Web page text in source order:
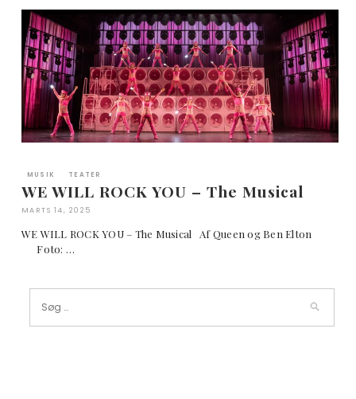
MUSIK TEATER
WE WILL ROCK YOU – The Musical
MARTS 14, 2025
WE WILL ROCK YOU – The Musical Af Queen og Ben Elton
Foto: …